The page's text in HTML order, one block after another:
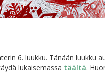
6. luukku. Tänään luukku
lukaisemassa täältä.